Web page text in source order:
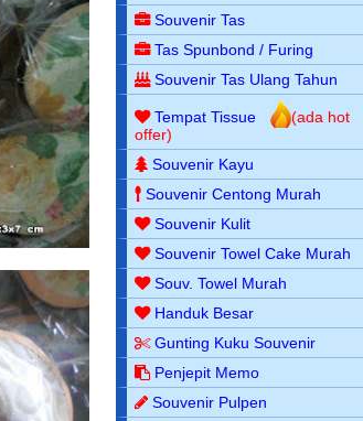
Souvenir Tas
Tas Spunbond / Furing
Souvenir Tas Ulang Tahun
Tempat Tissue
(ada hot
offer)
Souvenir Kayu
Souvenir Centong Murah
Souvenir Kulit
Souvenir Towel Cake Murah
Souv. Towel Murah
Handuk Besar
Gunting Kuku Souvenir
Penjepit Memo
Souvenir Pulpen